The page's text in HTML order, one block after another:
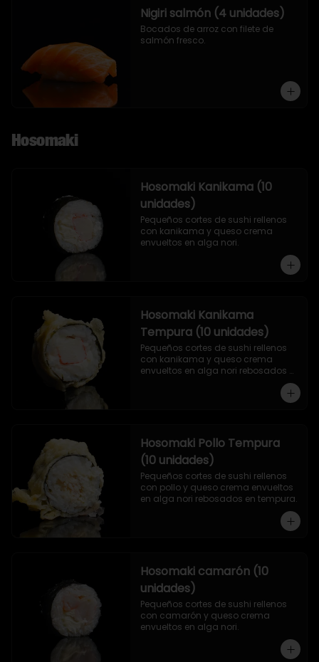
Nigiri salmón (4 unidades)
Bocados de arroz con filete de
salmón fresco.
Hosomaki
Hosomaki Kanikama (10
unidades)
Pequeños cortes de sushi rellenos
con kanikama y queso crema
envueltos en alga nori.
Hosomaki Kanikama
Tempura (10 unidades)
Pequeños cortes de sushi rellenos
con kanikama y queso crema
envueltos en alga nori rebosados
Hosomaki Pollo Tempura
(10 unidades)
Pequeños cortes de sushi rellenos
con pollo y queso crema envueltos
en alga nori rebosados en tempura.
Hosomaki camarón (10
unidades)
Pequeños cortes de sushi rellenos
con camarón y queso crema
envueltos en alga nori.